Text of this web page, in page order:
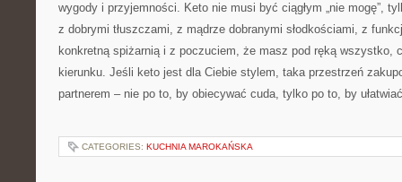
wygody i przyjemności. Keto nie musi być ciągłym „nie mogę”,
z dobrymi tłuszczami, z mądrze dobranymi słodkościami, z
konkretną spiżarnią i z poczuciem, że masz pod ręką wszystko,
kierunku. Jeśli keto jest dla Ciebie stylem, taka przestrzeń
partnerem – nie po to, by obiecywać cuda, tylko po to, by
CATEGORIES: KUCHNIA MAROKAŃSKA